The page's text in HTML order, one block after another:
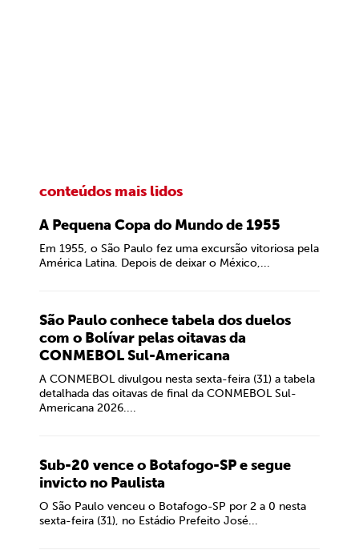
conteúdos mais lidos
A Pequena Copa do Mundo de 1955
Em 1955, o São Paulo fez uma excursão vitoriosa pela
América Latina. Depois de deixar o México,...
São Paulo conhece tabela dos duelos
com o Bolívar pelas oitavas da
CONMEBOL Sul-Americana
A CONMEBOL divulgou nesta sexta-feira (31) a tabela
detalhada das oitavas de final da CONMEBOL Sul-
Americana 2026....
Sub-20 vence o Botafogo-SP e segue
invicto no Paulista
O São Paulo venceu o Botafogo-SP por 2 a 0 nesta
sexta-feira (31), no Estádio Prefeito José...